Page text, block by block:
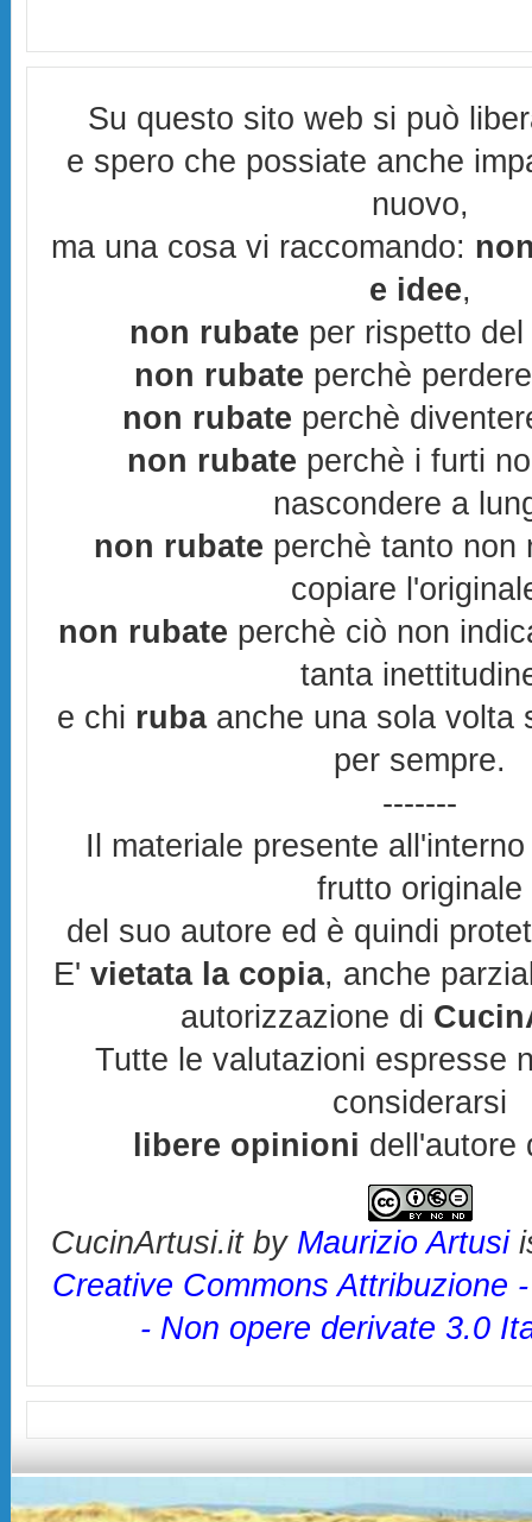
Su questo sito web si può
e spero che possiate anche
nuovo,
ma una cosa vi raccomando:
e idee,
non rubate per rispetto
non rubate perchè
non rubate perchè
non rubate perchè i furti
nascondere a
non rubate perchè tanto non
copiare
non rubate perchè ciò non
tanta
e chi rubaanche una sola volta
per sempre.
-------
Il materiale presente
frutto originale
del suo autore ed è quindi
E'vietata la copia, anche
autorizzazione di
Tutte le valutazioni espresse
considerarsi
libere opinioni dell'autore
CucinArtusi.itby Maurizio Artusi
Creative Commons Attribuzione
- Non opere derivate 3.0